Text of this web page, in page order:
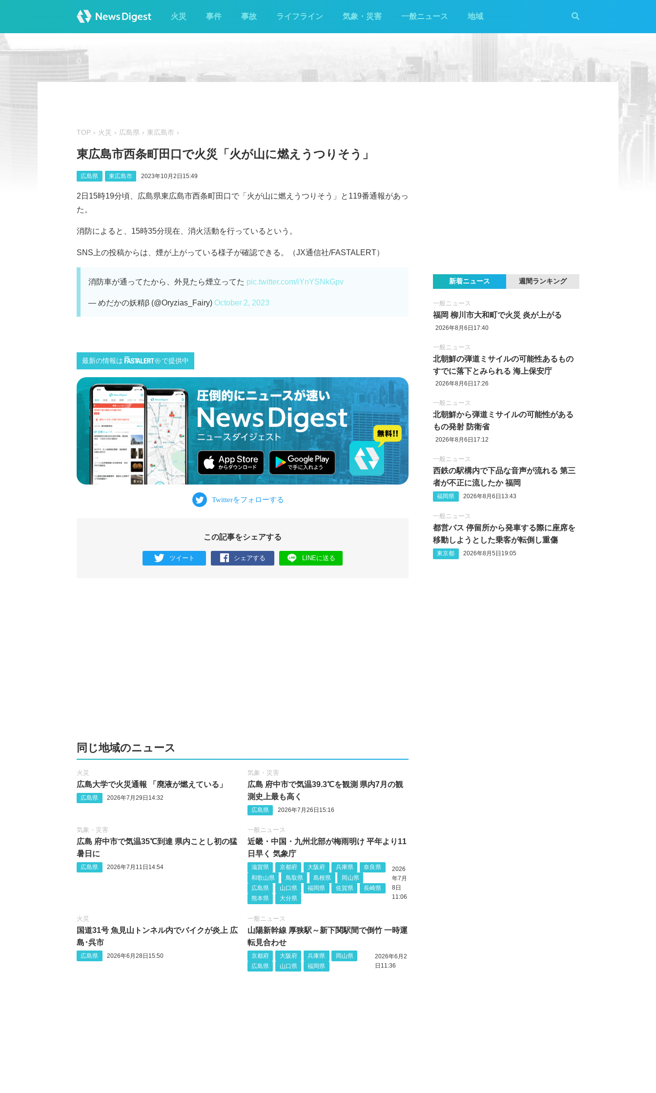
火災 事件 事故 ライフライン 気象・災害 一般ニュース 地域
TOP 火災 広島県 東広島市
東広島市西条町田口で火災「火が山に燃えうつりそう」
広島県 東広島市 2023年10月2日15:49
2日15時19分頃、広島県東広島市西条町田口で「火が山に燃えうつりそう」と119番通報があっ
た。
消防によると、15時35分現在、消火活動を行っているという。
SNS上の投稿からは、煙が上がっている様子が確認できる。（JX通信社/FASTALERT）
消防車が通ってたから、外見たら煙立ってた pic.twitter.com/iYnYSNkGpv
— めだかの妖精β (@Oryzias_Fairy) October 2, 2023
最新の情報は で提供中
この記事をシェアする
ツイート シェアする LINEに送る
同じ地域のニュース
火災
広島大学で火災通報 「廃液が燃えている」
広島県 2026年7月29日14:32
気象・災害
広島 府中市で気温39.3℃を観測 県内7月の観
測史上最も高く
広島県 2026年7月26日15:16
気象・災害
広島 府中市で気温35℃到達 県内ことし初の猛
暑日に
広島県 2026年7月11日14:54
一般ニュース
近畿・中国・九州北部が梅雨明け 平年より11
日早く 気象庁
滋賀県 京都府 大阪府 兵庫県
奈良県
和歌山県
鳥取県 島根県
岡山県
広島県
山口県 福岡県 佐賀県
長崎県
熊本県
大分県
2026
年7月
8日
11:06
火災
国道31号 魚見山トンネル内でバイクが炎上 広
島･呉市
広島県 2026年6月28日15:50
一般ニュース
山陽新幹線 厚狭駅～新下関駅間で倒竹 一時運
転見合わせ
京都府 大阪府 兵庫県
岡山県
広島県
山口県 福岡県
2026年6月2
日11:36
新着ニュース 週間ランキング
一般ニュース
福岡 柳川市大和町で火災 炎が上がる
2026年8月6日17:40
一般ニュース
北朝鮮の弾道ミサイルの可能性あるもの
すでに落下とみられる 海上保安庁
2026年8月6日17:26
一般ニュース
北朝鮮から弾道ミサイルの可能性がある
もの発射 防衛省
2026年8月6日17:12
一般ニュース
西鉄の駅構内で下品な音声が流れる 第三
者が不正に流したか 福岡
福岡県 2026年8月6日13:43
一般ニュース
都営バス 停留所から発車する際に座席を
移動しようとした乗客が転倒し重傷
東京都 2026年8月5日19:05